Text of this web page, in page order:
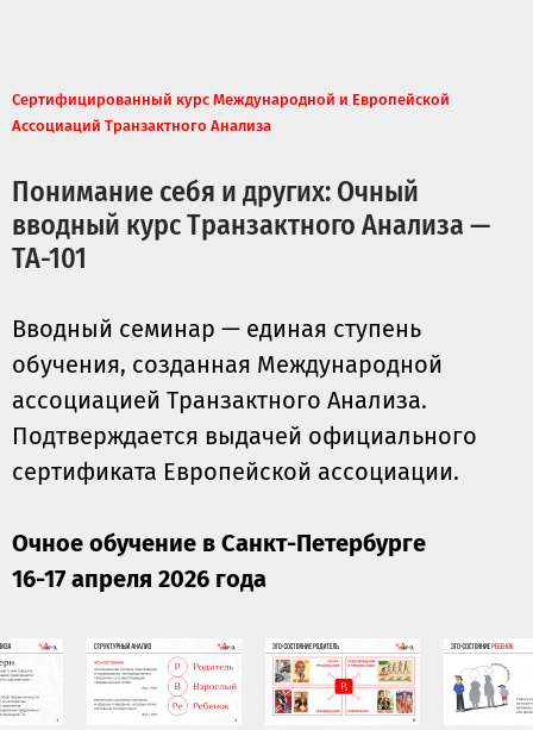
Сертифицированный курс Международной и Европейской
Ассоциаций Транзактного Анализа
Понимание себя и других: Очный
вводный курс Транзактного Анализа —
ТА-101
Вводный семинар — единая ступень
обучения, созданная Международной
ассоциацией Транзактного Анализа.
Подтверждается выдачей официального
сертификата Европейской ассоциации.
Очное обучение в Санкт-Петербурге
16-17 апреля 2026 года